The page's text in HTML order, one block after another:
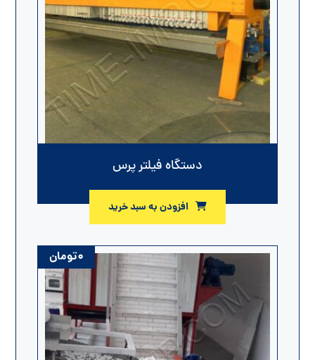
دستگاه فیلتر پرس
افزودن به سبد خرید
۰تومان